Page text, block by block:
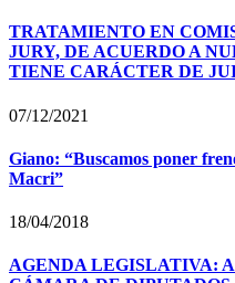
TRATAMIENTO EN
JURY, DE ACUERDO A
TIENE CARÁCTER DE
07/12/2021
Giano: “Buscamos poner
Macri”
18/04/2018
AGENDA LEGISLATIVA: